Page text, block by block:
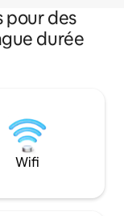
pour des
durée
Wifi